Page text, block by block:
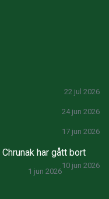
22 jul 2026
24 jun 2026
17 jun 2026
har gått bort
10 jun 2026
1 jun 2026